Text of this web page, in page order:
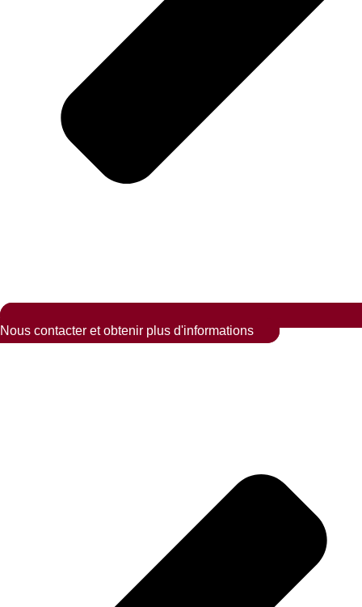
Nous contacter et obtenir plus d'informations